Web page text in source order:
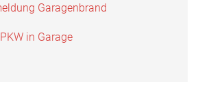
Garagenbrand
in Garage